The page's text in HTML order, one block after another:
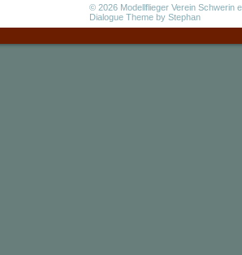
© 2026 Modellflieger Verein Schwerin
Dialogue Theme by Stephan